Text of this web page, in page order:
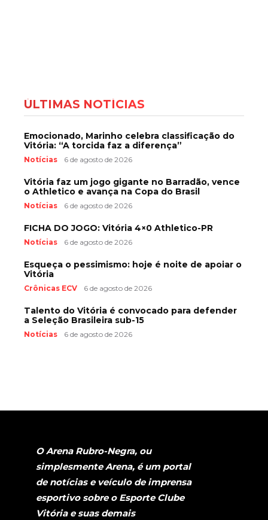
ÚLTIMAS NOTÍCIAS
Emocionado, Marinho celebra classificação do
Vitória: “A torcida faz a diferença”
Notícias 6 de agosto de 2026
Vitória faz um jogo gigante no Barradão, vence
o Athletico e avança na Copa do Brasil
Notícias 6 de agosto de 2026
FICHA DO JOGO: Vitória 4×0 Athletico-PR
Notícias 6 de agosto de 2026
Esqueça o pessimismo: hoje é noite de apoiar o
Vitória
Crônicas ECV 6 de agosto de 2026
Talento do Vitória é convocado para defender
a Seleção Brasileira sub-15
Notícias 6 de agosto de 2026
O Arena Rubro-Negra, ou
simplesmente Arena, é um portal
de notícias e veículo de imprensa
esportivo sobre o Esporte Clube
Vitória e suas demais